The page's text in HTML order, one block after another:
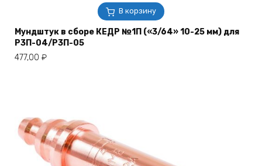
В корзину
Мундштук в сборе КЕДР №1П («3/64» 10-25 мм) для
Р3П-04/Р3П-05
477,00 ₽